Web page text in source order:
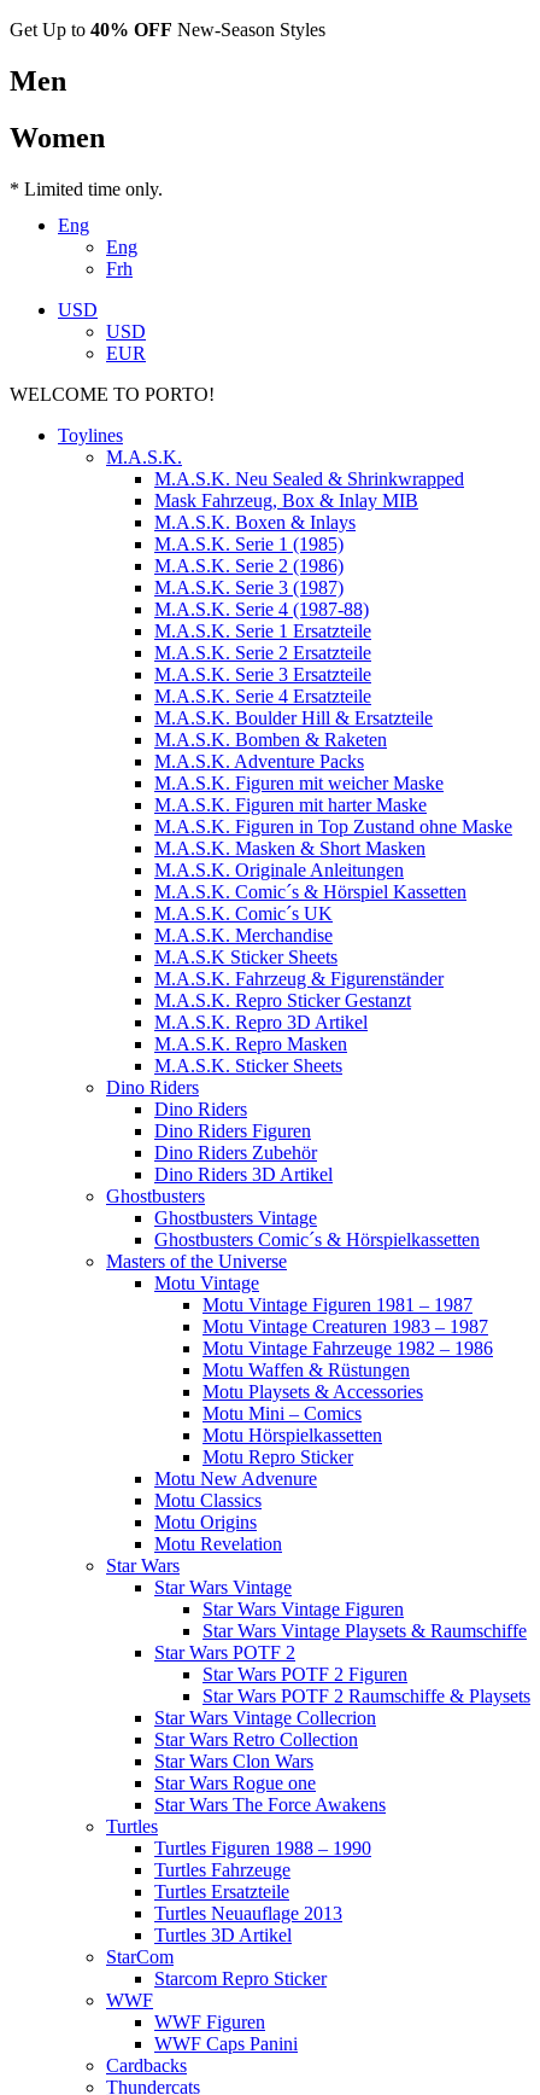
Get Up to 40% OFF New-Season Styles
Men
Women
* Limited time only.
Eng
Eng
Frh
USD
USD
EUR
WELCOME TO PORTO!
Toylines
M.A.S.K.
M.A.S.K. Neu Sealed & Shrinkwrapped
Mask Fahrzeug, Box & Inlay MIB
M.A.S.K. Boxen & Inlays
M.A.S.K. Serie 1 (1985)
M.A.S.K. Serie 2 (1986)
M.A.S.K. Serie 3 (1987)
M.A.S.K. Serie 4 (1987-88)
M.A.S.K. Serie 1 Ersatzteile
M.A.S.K. Serie 2 Ersatzteile
M.A.S.K. Serie 3 Ersatzteile
M.A.S.K. Serie 4 Ersatzteile
M.A.S.K. Boulder Hill & Ersatzteile
M.A.S.K. Bomben & Raketen
M.A.S.K. Adventure Packs
M.A.S.K. Figuren mit weicher Maske
M.A.S.K. Figuren mit harter Maske
M.A.S.K. Figuren in Top Zustand ohne Maske
M.A.S.K. Masken & Short Masken
M.A.S.K. Originale Anleitungen
M.A.S.K. Comic´s & Hörspiel Kassetten
M.A.S.K. Comic´s UK
M.A.S.K. Merchandise
M.A.S.K Sticker Sheets
M.A.S.K. Fahrzeug & Figurenständer
M.A.S.K. Repro Sticker Gestanzt
M.A.S.K. Repro 3D Artikel
M.A.S.K. Repro Masken
M.A.S.K. Sticker Sheets
Dino Riders
Dino Riders
Dino Riders Figuren
Dino Riders Zubehör
Dino Riders 3D Artikel
Ghostbusters
Ghostbusters Vintage
Ghostbusters Comic´s & Hörspielkassetten
Masters of the Universe
Motu Vintage
Motu Vintage Figuren 1981 – 1987
Motu Vintage Creaturen 1983 – 1987
Motu Vintage Fahrzeuge 1982 – 1986
Motu Waffen & Rüstungen
Motu Playsets & Accessories
Motu Mini – Comics
Motu Hörspielkassetten
Motu Repro Sticker
Motu New Advenure
Motu Classics
Motu Origins
Motu Revelation
Star Wars
Star Wars Vintage
Star Wars Vintage Figuren
Star Wars Vintage Playsets & Raumschiffe
Star Wars POTF 2
Star Wars POTF 2 Figuren
Star Wars POTF 2 Raumschiffe & Playsets
Star Wars Vintage Collecrion
Star Wars Retro Collection
Star Wars Clon Wars
Star Wars Rogue one
Star Wars The Force Awakens
Turtles
Turtles Figuren 1988 – 1990
Turtles Fahrzeuge
Turtles Ersatzteile
Turtles Neuauflage 2013
Turtles 3D Artikel
StarCom
Starcom Repro Sticker
WWF
WWF Figuren
WWF Caps Panini
Cardbacks
Thundercats